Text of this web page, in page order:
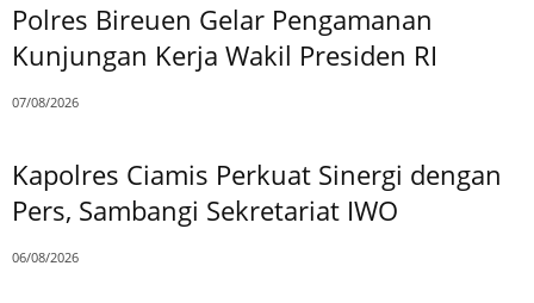
Polres Bireuen Gelar Pengamanan
Kunjungan Kerja Wakil Presiden RI
07/08/2026
Kapolres Ciamis Perkuat Sinergi dengan
Pers, Sambangi Sekretariat IWO
06/08/2026